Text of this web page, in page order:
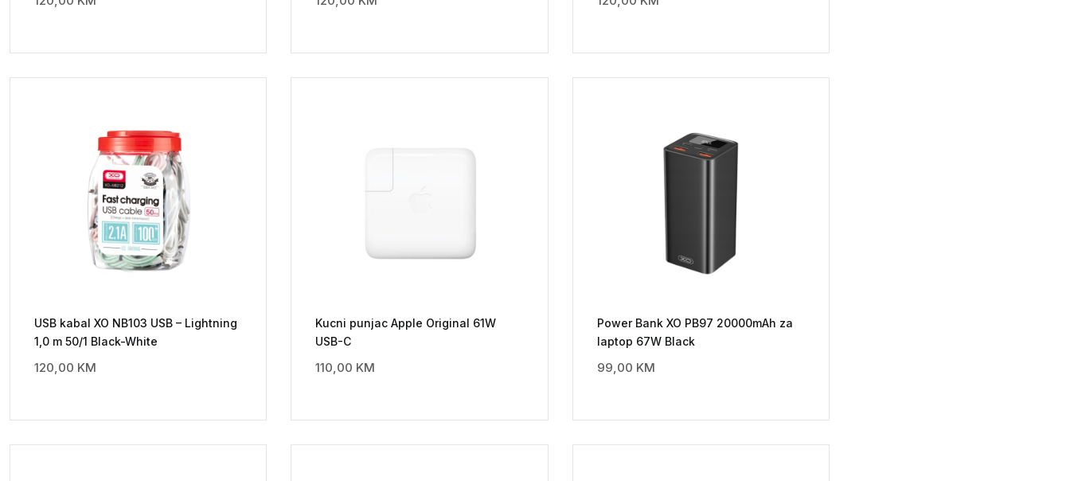
USB kabal XO NB103 USB – Lightning
1,0 m 50/1 Black-White
120,00 KM
Kucni punjac Apple Original 61W
USB-C
110,00 KM
Power Bank XO PB97 20000mAh za
laptop 67W Black
99,00 KM